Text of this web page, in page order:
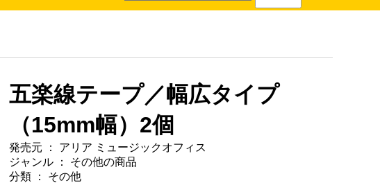
五楽線テープ／幅広タイプ
（15mm幅）2個
発売元 ： アリア ミュージックオフィス
ジャンル ： その他の商品
分類 ： その他